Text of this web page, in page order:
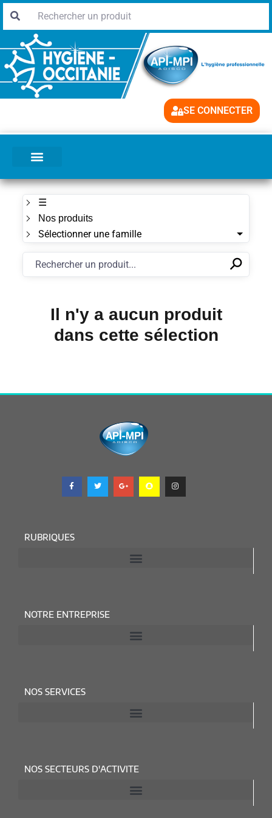
SE CONNECTER
☰
Nos produits
Sélectionner une famille
✕⚲
Il n'y a aucun produit
dans cette sélection
RUBRIQUES
NOTRE ENTREPRISE
NOS SERVICES
NOS SECTEURS D'ACTIVITE